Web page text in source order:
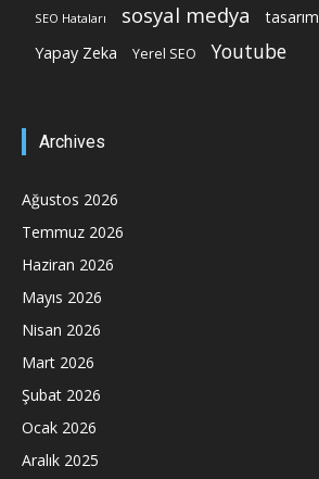
SEO Hataları sosyal medya tasarım
Yapay Zeka Yerel SEO Youtube
Archives
Ağustos 2026
Temmuz 2026
Haziran 2026
Mayıs 2026
Nisan 2026
Mart 2026
Şubat 2026
Ocak 2026
Aralık 2025